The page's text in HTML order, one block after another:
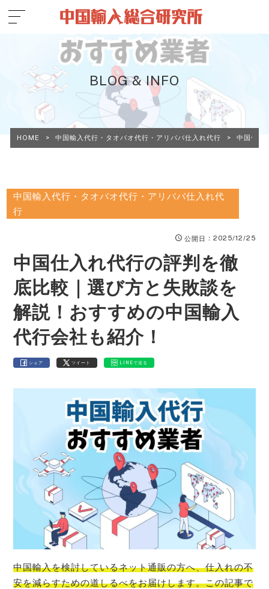
BLOG & INFO
HOME > 中国輸入代行・タオバオ代行・アリババ仕入れ代行 > 中国仕入
中国輸入代行・タオバオ代行・アリババ仕入れ代
行
公開日 ：2025/12/25
中国仕入れ代行の評判を徹
底比較｜選び方と失敗談を
解説！おすすめの中国輸入
代行会社も紹介！
シェア ツイート LINEで送る
中国輸入を検討しているネット通販の方へ、仕入れの不
安を減らすための道しるべをお届けします。この記事で